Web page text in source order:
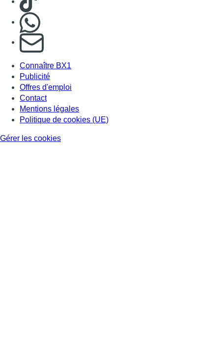
S'abonner à notre newsletter
Connaître BX1
Publicité
Offres d'emploi
Contact
Mentions légales
Politique de cookies (UE)
Gérer les cookies